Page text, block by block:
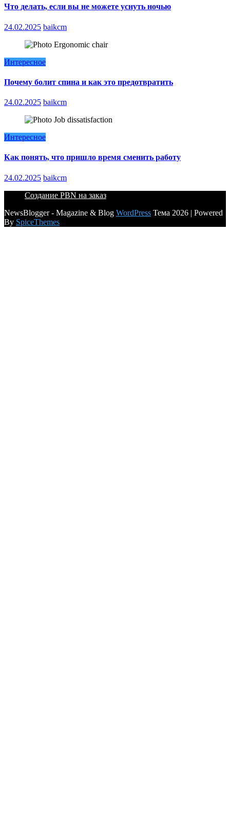
Что делать, если вы не можете уснуть ночью
24.02.2025 baikcm
Интересное
Почему болит спина и как это предотвратить
24.02.2025 baikcm
Интересное
Как понять, что пришло время сменить работу
24.02.2025 baikcm
Создание PBN на заказ
NewsBlogger - Magazine & Blog WordPress Тема 2026 | Powered
By SpiceThemes